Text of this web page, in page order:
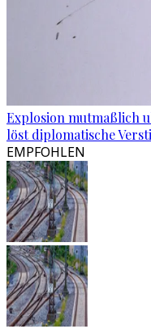
Explosion mutmaßlich
löst diplomatische
EMPFOHLEN